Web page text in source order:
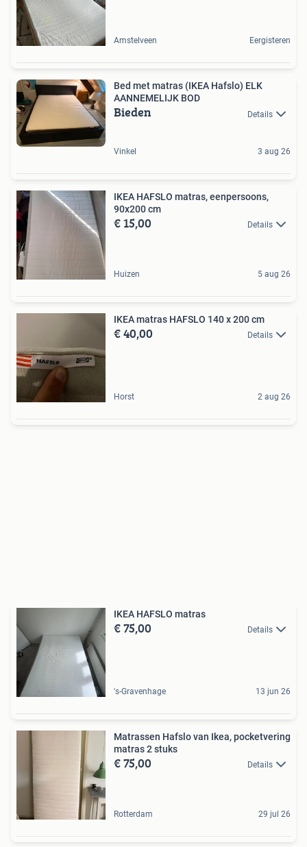
Amstelveen Eergisteren
Bed met matras (IKEA Hafslo) ELK
AANNEMELIJK BOD
Bieden Details
Vinkel 3 aug 26
IKEA HAFSLO matras, eenpersoons,
90x200 cm
€ 15,00 Details
Huizen 5 aug 26
IKEA matras HAFSLO 140 x 200 cm
€ 40,00 Details
Horst 2 aug 26
IKEA HAFSLO matras
€ 75,00 Details
's-Gravenhage 13 jun 26
Matrassen Hafslo van Ikea, pocketvering
matras 2 stuks
€ 75,00 Details
Rotterdam 29 jul 26